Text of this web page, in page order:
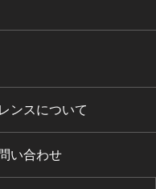
ンスについて
い合わせ